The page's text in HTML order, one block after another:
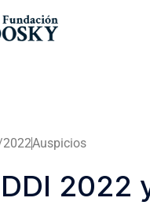
Auspicios
2022